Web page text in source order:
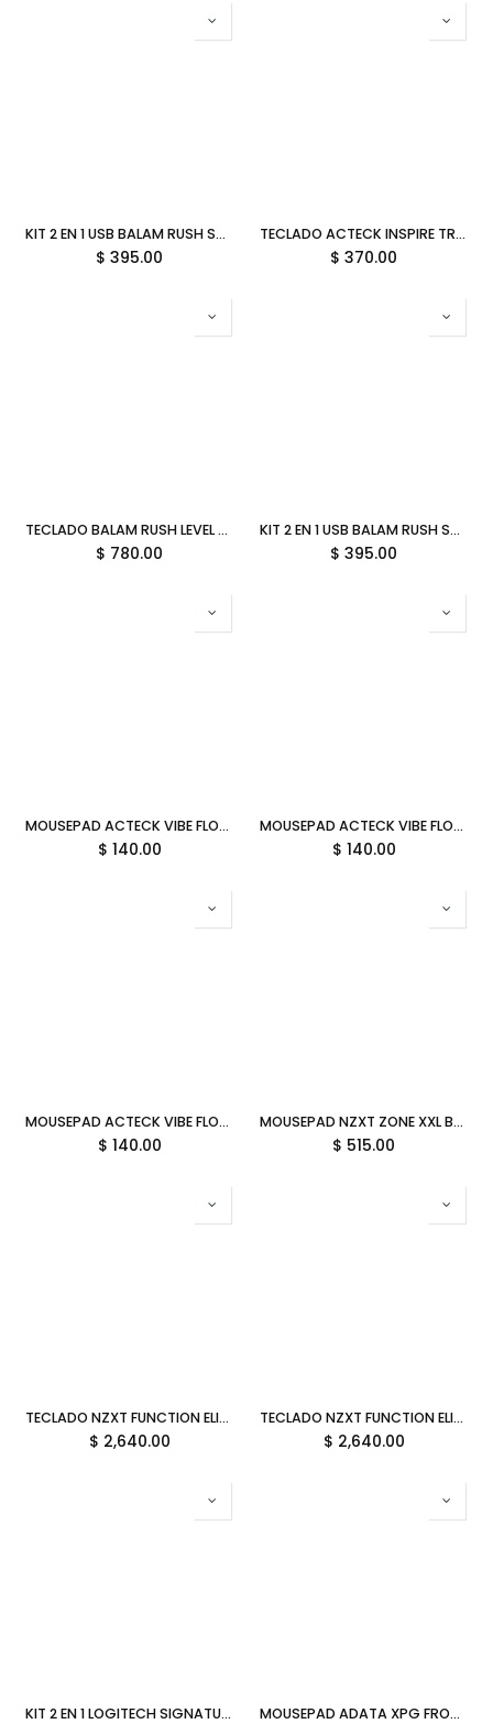
KIT 2 EN 1 USB BALAM RUSH SQUAD CONQUEST KG515 BLANCO TECLADO AL 85/ MOUSE 7200DPI RGB BR-940450 3M DE GARANTIA
$ 395.00
TECLADO ACTECK INSPIRE TREK TI737 NEGRO 2.4 MHZ BT RECARGABLE ELITE AC-940122 03M DE GARANTIA
$ 370.00
TECLADO BALAM RUSH LEVEL PRO GK990 2.4 MHZ BT SWITCH ROJO RGB BR-940368 03M DE GARANTIA
$ 780.00
KIT 2 EN 1 USB BALAM RUSH SQUAD CONQUEST KG515 NEGRO TECLADO AL 85/ MOUSE 7200DPI RGB BR-940443 3M DE GARANTIA
$ 395.00
MOUSEPAD ACTECK VIBE FLOW TOOLS MT494H TELA GOMA 80X35CM HERRAMIENTAS ADVANCED BLANCO AC-941082 SIN GARANTIA
$ 140.00
MOUSEPAD ACTECK VIBE FLOW WORLD MT494W TELA GOMA 80X35CM MUNDO ADVANCED NEGRO AC-941037 SIN GARANTIA
$ 140.00
MOUSEPAD ACTECK VIBE FLOW WORLD MT494W TELA GOMA 80X35CM MUNDO ADVANCED GRIS AC-941044 SIN GARANTIA
$ 140.00
MOUSEPAD NZXT ZONE XXL BLANCO TELA 95X95X410MM MM-2XLSP-WH SIN GARANTIA
$ 515.00
TECLADO NZXT FUNCTION ELITE MINITKL NEGRO SWITCH MAGNETICO RGB AL 75 KB-101NB-US 12M DE GARANTIA
$ 2,640.00
TECLADO NZXT FUNCTION ELITE MINITKL BLANCO SWITCH MAGNETICO RGB AL 75 KB-101NW-US 12M DE GARANTIA
$ 2,640.00
KIT 2 EN 1 LOGITECH SIGNATURE SLIM MK950 NEGRO 920-012473 12M DE GARANTIA MOUSEPAD ADATA XPG FRONTLINEXL MICROFIBRA 900MMX400MMX3MM NEGRO FRONTLINEXL-BKCWW SIN GARANTIA